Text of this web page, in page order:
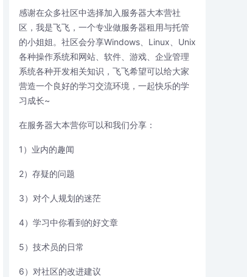
感谢在众多社区中选择加入服务器大本营社
区，我是飞飞，一个专业做服务器租用与托管
的小姐姐。社区会分享Windows、Linux、Unix
各种操作系统和网站、软件、游戏、企业管理
系统各种开发相关知识，飞飞希望可以给大家
营造一个良好的学习交流环境，一起快乐的学
习成长~
在服务器大本营你可以和我们分享：
1）业内的趣闻
2）存疑的问题
3）对个人规划的迷茫
4）学习中你看到的好文章
5）技术员的日常
6）对社区的改进建议